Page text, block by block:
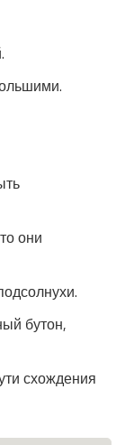
они
бутон,
схождения